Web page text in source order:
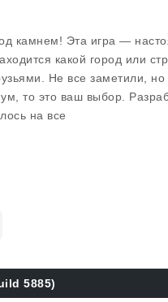
камнем! Эта игра —
какой город или
Не все заметили,
то это ваш выбор.
на все
5885)